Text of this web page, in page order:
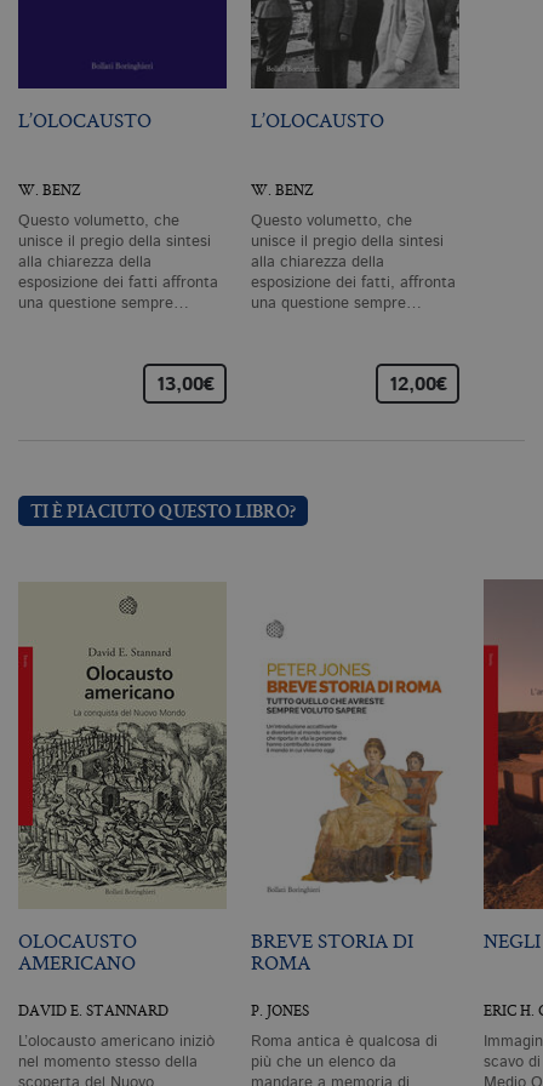
L’OLOCAUSTO
W. BENZ
Questo volumetto, che
unisce il pregio della sintesi
alla chiarezza della
esposizione dei fatti affronta
una questione sempre…
13,00€
L’OLOCAUSTO
W. BENZ
Questo volumetto, che
unisce il pregio della sintesi
alla chiarezza della
esposizione dei fatti, affronta
una questione sempre…
12,00€
TI È PIACIUTO QUESTO LIBRO?
OLOCAUSTO
AMERICANO
DAVID E. STANNARD
L’olocausto americano iniziò
nel momento stesso della
BREVE STORIA DI
ROMA
P. JONES
Roma antica è qualcosa di
più che un elenco da
ERIC H.
scavo
degli utenti e la gestione dell'account. Il
sito Web non può essere utilizzato
correttamente senza i cookie
strettamente necessari. Col rispetto
delle condizioni previste dal Garante, i
cookie analitici sono equiparati ai
tecnici e dunque non necessitano del
Dominio
CookieScriptConsent
.bollatiboringhieri.it
_ga